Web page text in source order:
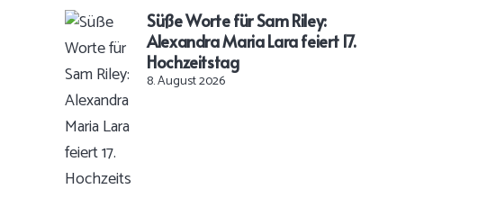
Süße Worte für Sam Riley:
Alexandra Maria Lara feiert 17.
Hochzeitstag
8. August 2026